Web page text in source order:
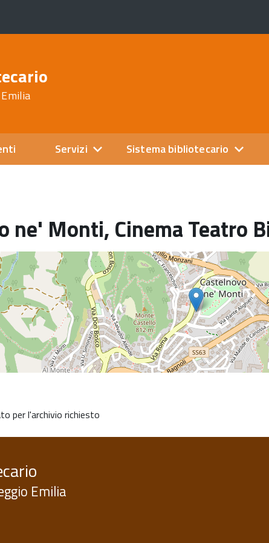
Servizi
Sistema bibliotecario
ne' Monti, Cinema Teatro
per l'archivio richiesto
Emilia